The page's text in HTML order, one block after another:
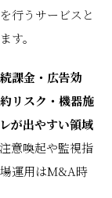
行うサービスと
す。
課金・広告効
リスク・機器施
が出やすい領域
意喚起や監視指
運用はM&A時